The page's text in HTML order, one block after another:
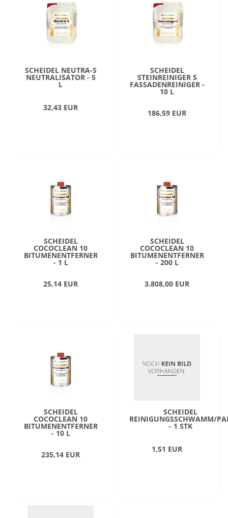
SCHEIDEL NEUTRA-S
NEUTRALISATOR - 5
L
32,43 EUR
SCHEIDEL
STEINREINIGER S
FASSADENREINIGER -
10 L
186,59 EUR
SCHEIDEL
COCOCLEAN 10
BITUMENENTFERNER
- 1 L
25,14 EUR
SCHEIDEL
COCOCLEAN 10
BITUMENENTFERNER
- 200 L
3.808,00 EUR
SCHEIDEL
COCOCLEAN 10
BITUMENENTFERNER
- 10 L
235,14 EUR
SCHEIDEL
REINIGUNGSSCHWAMM/
- 1 STK
1,51 EUR